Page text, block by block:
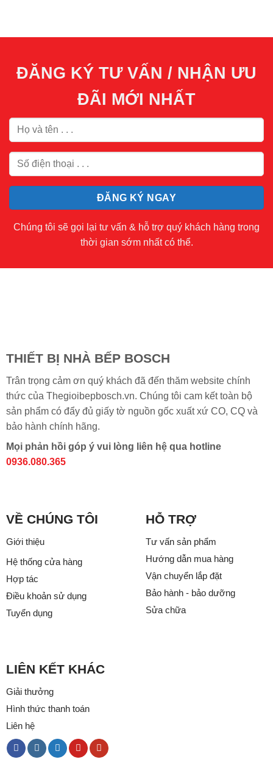
ĐĂNG KÝ TƯ VẤN / NHẬN ƯU
ĐÃI MỚI NHẤT
Chúng tôi sẽ gọi lại tư vấn & hỗ trợ quý khách hàng trong
thời gian sớm nhất có thể.
THIẾT BỊ NHÀ BẾP BOSCH
Trân trọng cảm ơn quý khách đã đến thăm website chính
thức của Thegioibepbosch.vn. Chúng tôi cam kết toàn bộ
sản phẩm có đẩy đủ giấy tờ nguồn gốc xuất xứ CO, CQ và
bảo hành chính hãng.
Mọi phản hồi góp ý vui lòng liên hệ qua hotline
0936.080.365
VỀ CHÚNG TÔI
Giới thiệu
Hệ thống cửa hàng
Hợp tác
Điều khoản sử dụng
Tuyển dụng
HỖ TRỢ
Tư vấn sản phẩm
Hướng dẫn mua hàng
Vận chuyển lắp đặt
Bảo hành - bảo dưỡng
Sửa chữa
LIÊN KẾT KHÁC
Giải thưởng
Hình thức thanh toán
Liên hệ